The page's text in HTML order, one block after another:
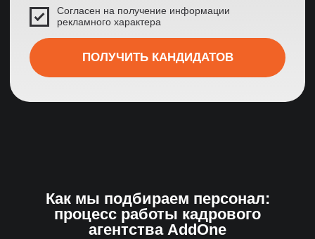
Гарантия до 180 дней
Как мы подбираем персонал:
процесс работы кадрового
агентства AddOne
3 тестовых дня бесплатно
4-этапная система проверки
Основные гарантии